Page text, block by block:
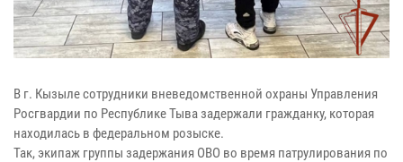
В г. Кызыле сотрудники вневедомственной охраны Управления
Росгвардии по Республике Тыва задержали гражданку, которая
находилась в федеральном розыске.
Так, экипаж группы задержания ОВО во время патрулирования по